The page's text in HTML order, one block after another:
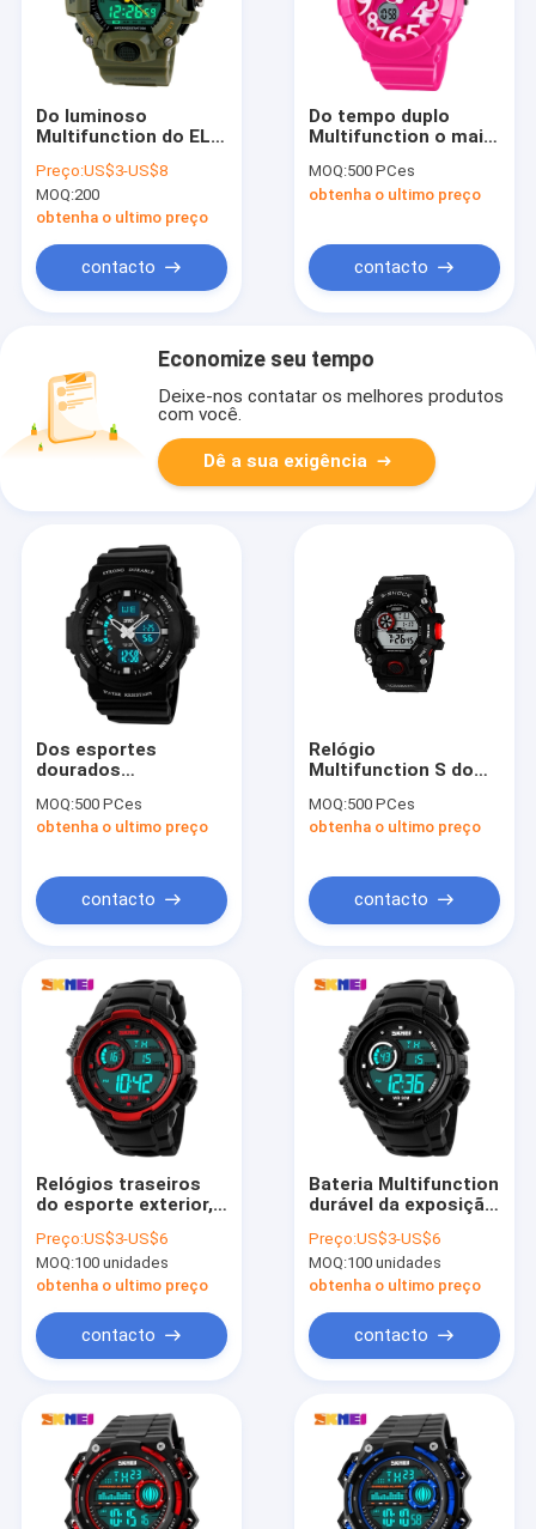
produtos
Quem Somos
Do luminoso
Multifunction do EL
do esporte de Japão
Movt fuso horário
duplo
Preço:US$3-US$8
MOQ:200
obtenha o ultimo preço
contacto
Do tempo duplo
Multifunction o mais
das mulheres relógio
analógico-numérico
MOQ:500 PCes
obtenha o ultimo preço
contacto
Economize seu tempo
Deixe-nos contatar os melhores produtos
com você.
Dê a sua exigência
Dos esportes
dourados
relógio do esporte
dos adolescentes da
análogos
MOQ:500 PCes
obtenha o ultimo preço
contacto
Relógio
Multifunction S do
relógio marcado
choque do esporte
MOQ:500 PCes
obtenha o ultimo preço
contacto
Relógios traseiros
do esporte exterior,
dos relógios à moda
dos esportes grande
Preço:US$3-US$6
MOQ:100 unidades
obtenha o ultimo preço
contacto
Bateria Multifunction
durável da exposição
luminoso do LCD do
relógio do esporte
Preço:US$3-US$6
MOQ:100 unidades
obtenha o ultimo preço
contacto